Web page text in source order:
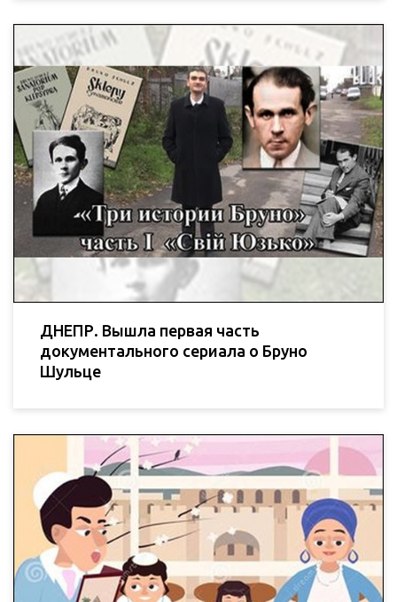
ДНЕПР. Вышла первая часть
документального сериала о Бруно
Шульце